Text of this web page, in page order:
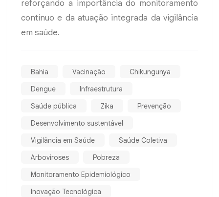
reforçando a importância do monitoramento
contínuo e da atuação integrada da vigilância
em saúde.
Bahia Vacinação
Chikungunya
Dengue
Infraestrutura
Saúde pública
Zika
Prevenção
Desenvolvimento sustentável
Vigilância em Saúde
Saúde Coletiva
Arboviroses
Pobreza
Monitoramento Epidemiológico
Inovação Tecnológica